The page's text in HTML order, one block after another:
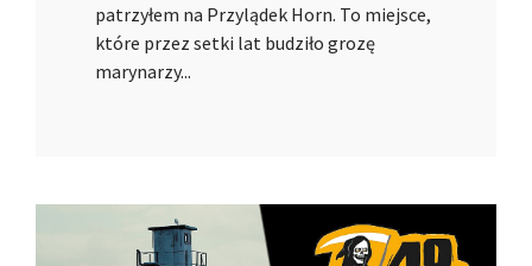
patrzyłem na Przylądek Horn. To miejsce,
które przez setki lat budziło grozę
marynarzy...